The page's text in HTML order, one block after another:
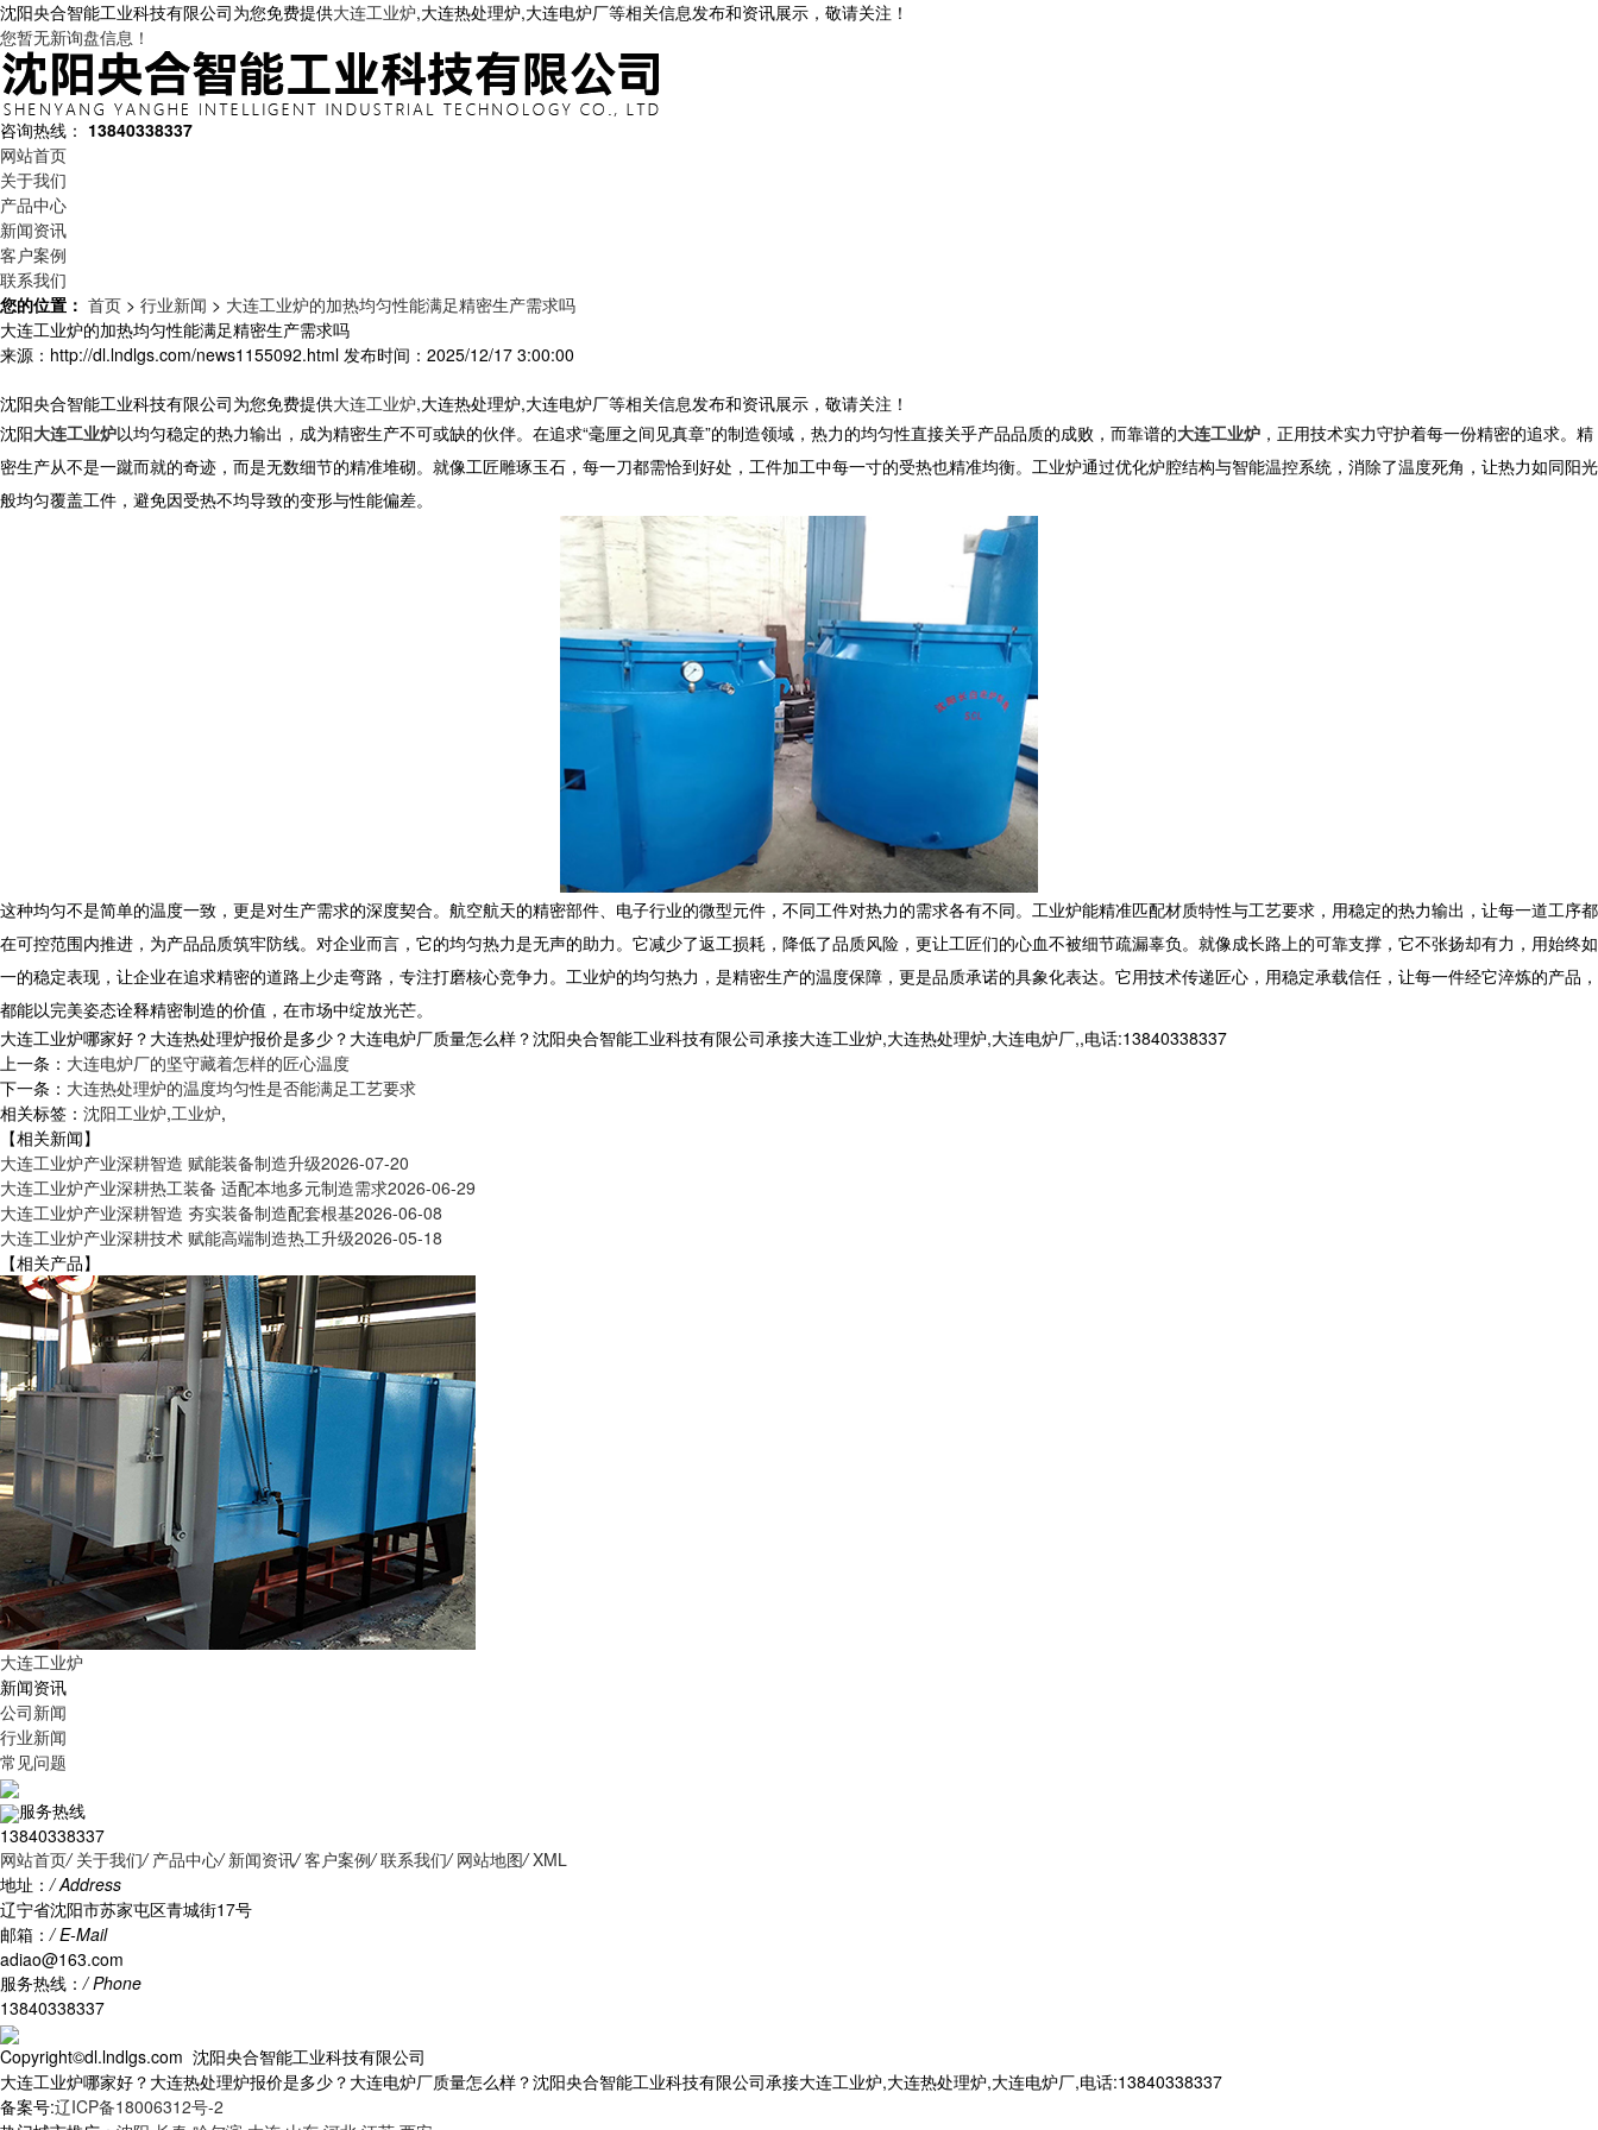
沈阳央合智能工业科技有限公司为您免费提供大连工业炉,大连热处理炉,大连电炉厂等相关信息发布和资讯展示，敬请关注！
您暂无新询盘信息！
咨询热线： 13840338337
网站首页
关于我们
产品中心
新闻资讯
客户案例
联系我们
您的位置： 首页 > 行业新闻 > 大连工业炉的加热均匀性能满足精密生产需求吗
大连工业炉的加热均匀性能满足精密生产需求吗
来源：http://dl.lndlgs.com/news1155092.html 发布时间：2025/12/17 3:00:00
沈阳央合智能工业科技有限公司为您免费提供大连工业炉,大连热处理炉,大连电炉厂等相关信息发布和资讯展示，敬请关注！
沈阳大连工业炉以均匀稳定的热力输出，成为精密生产不可或缺的伙伴。在追求“毫厘之间见真章”的制造领域，热力的均匀性直接关乎产品品质的成败，而靠谱的大连工业炉 ，正用技术实力守护着每一份精密的追求。精
密生产从不是一蹴而就的奇迹，而是无数细节的精准堆砌。就像工匠雕琢玉石，每一刀都需恰到好处，工件加工中每一寸的受热也精准均衡。 工业炉通过优化炉腔结构与智能温控系统，消除了温度死角，让热力如同阳光
般均匀覆盖工件，避免因受热不均导致的变形与性能偏差。
这种均匀不是简单的温度一致，更是对生产需求的深度契合。航空航天的精密部件、电子行业的微型元件，不同工件对热力的需求各有不同。 工业炉能精准匹配材质特性与工艺要求，用稳定的热力输出，让每一道工序都
在可控范围内推进，为产品品质筑牢防线。对企业而言，它的均匀热力是无声的助力。它减少了返工损耗，降低了品质风险，更让工匠们的心血不被细节疏漏辜负。就像成长路上的可靠支撑，它不张扬却有力，用始终如
一的稳定表现，让企业在追求精密的道路上少走弯路，专注打磨核心竞争力。工业炉的均匀热力，是精密生产的温度保障，更是品质承诺的具象化表达。它用技术传递匠心，用稳定承载信任，让每一件经它淬炼的产品，
都能以完美姿态诠释精密制造的价值，在市场中绽放光芒。
大连工业炉哪家好？大连热处理炉报价是多少？大连电炉厂质量怎么样？沈阳央合智能工业科技有限公司承接大连工业炉,大连热处理炉,大连电炉厂,,电话:13840338337
上一条： 大连电炉厂的坚守藏着怎样的匠心温度
下一条： 大连热处理炉的温度均匀性是否能满足工艺要求
相关标签： 沈阳工业炉,工业炉,
【相关新闻】
大连工业炉产业深耕智造 赋能装备制造升级2026-07-20
大连工业炉产业深耕热工装备 适配本地多元制造需求2026-06-29
大连工业炉产业深耕智造 夯实装备制造配套根基2026-06-08
大连工业炉产业深耕技术 赋能高端制造热工升级2026-05-18
【相关产品】
大连工业炉
新闻资讯
公司新闻
行业新闻
常见问题
服务热线
13840338337
网站首页/ 关于我们/ 产品中心/ 新闻资讯/ 客户案例/ 联系我们/ 网站地图/ XML
地址：/ Address
辽宁省沈阳市苏家屯区青城街17号
邮箱：/ E-Mail
adiao@163.com
服务热线：/ Phone
13840338337
Copyright©dl.lndlgs.com 沈阳央合智能工业科技有限公司
大连工业炉哪家好？大连热处理炉报价是多少？大连电炉厂质量怎么样？沈阳央合智能工业科技有限公司承接大连工业炉,大连热处理炉,大连电炉厂,电话:13840338337
备案号:辽ICP备18006312号-2